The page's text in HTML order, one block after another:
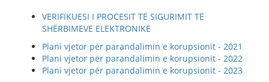
VERIFIKUESI I PROCESIT TË SIGURIMIT TË
SHËRBIMEVE ELEKTRONIKE
Plani vjetor për parandalimin e korupsionit - 2021
Plani vjetor për parandalimin e korupsionit - 2022
Plani vjetor për parandalimin e korupsionit - 2023